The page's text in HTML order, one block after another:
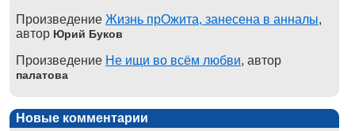
Произведение Жизнь прОжита, занесена в анналы,
автор Юрий Буков
Произведение Не ищи во всём любви, автор
палатова
Новые комментарии